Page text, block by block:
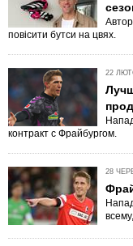
повісити бутси на цвях.
22
контракт с Фрайбургом.
28